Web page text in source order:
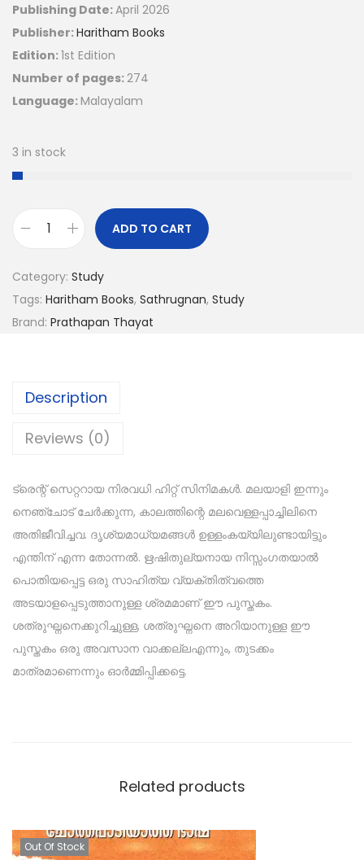
Publishing Date:April 2026
Publisher:Haritham Books
Edition:1st Edition
Number of pages:274
Language: Malayalam
3 in stock
ADD TO CART
Category: Study
Tags: Haritham Books, Sathrugnan, Study
Brand: Prathapan Thayat
Description
Reviews (0)
ട്രെന്റ് സെറ്ററായ നിരവധി ഹിറ്റ് സിനിമകൾ. മലയാളി ഇന്നും
നെഞ്ചോട് ചേർക്കുന്ന, കാലത്തിന്റെ മലവെള്ളപ്പാച്ചിലിനെ
അതിജീവിച്ചവ. ദൃശ്യമാധ്യമങ്ങൾ ഉള്ളംകയ്യിലുണ്ടായിട്ടും
എന്തിന് എന്ന തോന്നൽ. ഋഷിതുല്യനായ നിസ്സംഗതയാൽ
പൊതിയപ്പെട്ട ഒരു സാഹിത്യ വ്യക്തിത്വത്തെ
അടയാളപ്പെടുത്താനുള്ള ശ്രമമാണ് ഈ പുസ്തകം.
ശത്രുഘ്നനെക്കുറിച്ചുള്ള, ശത്രുഘ്നനെ അറിയാനുള്ള ഈ
പുസ്തകം ഒരു അവസാന വാക്കല്ലഎന്നും, തുടക്കം
മാത്രമാണെന്നും ഓർമ്മിപ്പിക്കട്ടെ.
Related products
Out Of Stock